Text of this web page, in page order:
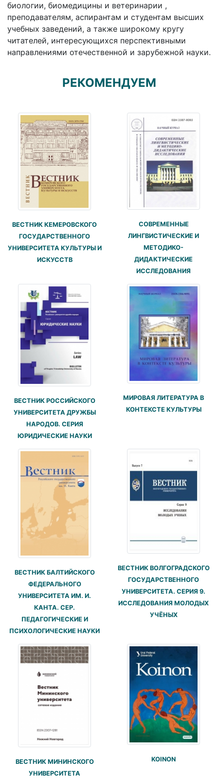
биологии, биомедицины и ветеринарии ,
преподавателям, аспирантам и студентам высших
учебных заведений, а также широкому кругу
читателей, интересующихся перспективными
направлениями отечественной и зарубежной науки.
РЕКОМЕНДУЕМ
ВЕСТНИК КЕМЕРОВСКОГО
ГОСУДАРСТВЕННОГО
УНИВЕРСИТЕТА КУЛЬТУРЫ И
ИСКУССТВ
СОВРЕМЕННЫЕ
ЛИНГВИСТИЧЕСКИЕ И
МЕТОДИКО-
ДИДАКТИЧЕСКИЕ
ИССЛЕДОВАНИЯ
ВЕСТНИК РОССИЙСКОГО
УНИВЕРСИТЕТА ДРУЖБЫ
НАРОДОВ. СЕРИЯ
ЮРИДИЧЕСКИЕ НАУКИ
МИРОВАЯ ЛИТЕРАТУРА В
КОНТЕКСТЕ КУЛЬТУРЫ
ВЕСТНИК БАЛТИЙСКОГО
ФЕДЕРАЛЬНОГО
УНИВЕРСИТЕТА ИМ. И.
КАНТА. СЕР.
ПЕДАГОГИЧЕСКИЕ И
ПСИХОЛОГИЧЕСКИЕ НАУКИ
ВЕСТНИК ВОЛГОГРАДСКОГО
ГОСУДАРСТВЕННОГО
УНИВЕРСИТЕТА. СЕРИЯ 9.
ИССЛЕДОВАНИЯ МОЛОДЫХ
УЧЁНЫХ
ВЕСТНИК МИНИНСКОГО
УНИВЕРСИТЕТА
KOINON